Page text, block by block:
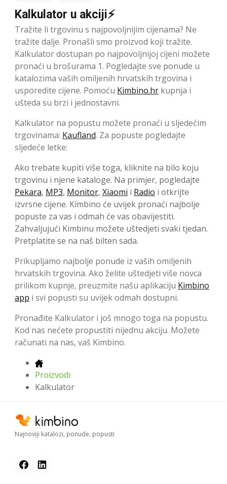
Kalkulator u akciji⚡
Tražite li trgovinu s najpovoljnijim cijenama? Ne
tražite dalje. Pronašli smo proizvod koji tražite.
Kalkulator dostupan po najpovoljnijoj cijeni možete
pronaći u brošurama 1. Pogledajte sve ponude u
katalozima vaših omiljenih hrvatskih trgovina i
usporedite cijene. Pomoću Kimbino.hr kupnja i
ušteda su brzi i jednostavni.
Kalkulator na popustu možete pronaći u sljedećim
trgovinama: Kaufland. Za popuste pogledajte
sljedeće letke:
Ako trebate kupiti više toga, kliknite na bilo koju
trgovinu i njene kataloge. Na primjer, pogledajte
Pekara, MP3, Monitor, Xiaomi i Radio i otkrijte
izvrsne cijene. Kimbino će uvijek pronaći najbolje
popuste za vas i odmah će vas obavijestiti.
Zahvaljujući Kimbinu možete uštedjeti svaki tjedan.
Pretplatite se na naš bilten sada.
Prikupljamo najbolje ponude iz vaših omiljenih
hrvatskih trgovina. Ako želite uštedjeti više novca
prilikom kupnje, preuzmite našu aplikaciju Kimbino
app i svi popusti su uvijek odmah dostupni.
Pronađite Kalkulator i još mnogo toga na popustu.
Kod nas nećete propustiti nijednu akciju. Možete
računati na nas, vaš Kimbino.
Proizvodi
Kalkulator
Najnoviji katalozi, ponude, popusti